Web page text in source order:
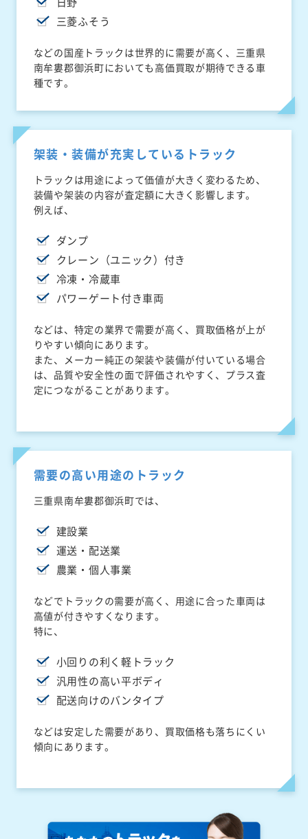
三菱ふそう
などの国産トラックは世界的に需要が高く、三重県
南牟婁郡御浜町においても高価買取が期待できる車
種です。
架装・装備が充実しているトラック
トラックは用途によって価値が大きく変わるため、
装備や架装の内容が査定額に大きく影響します。
例えば、
ダンプ
クレーン（ユニック）付き
冷凍・冷蔵車
パワーゲート付き車両
などは、特定の業界で需要が高く、買取価格が上が
りやすい傾向にあります。
また、メーカー純正の架装や装備が付いている場合
は、品質や安全性の面で評価されやすく、プラス査
定につながることがあります。
需要の高い用途のトラック
三重県南牟婁郡御浜町では、
建設業
運送・配送業
農業・個人事業
などでトラックの需要が高く、用途に合った車両は
高値が付きやすくなります。
特に、
小回りの利く軽トラック
汎用性の高い平ボディ
配送向けのバンタイプ
などは安定した需要があり、買取価格も落ちにくい
傾向にあります。